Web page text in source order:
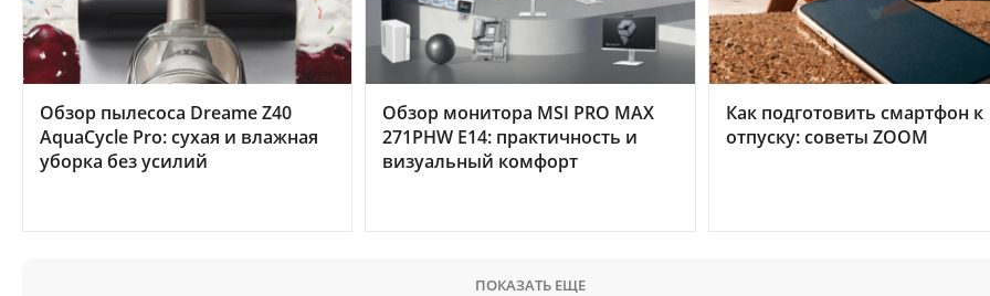
Обзор пылесоса Dreame Z40
AquaCycle Pro: сухая и влажная
уборка без усилий
Обзор монитора MSI PRO MAX
271PHW E14: практичность и
визуальный комфорт
Как подготовить смартфон к
отпуску: советы ZOOM
ПОКАЗАТЬ ЕЩЕ